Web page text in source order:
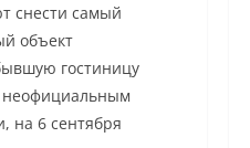
снести самый
объект
гостиницу
неофициальным
на 6 сентября